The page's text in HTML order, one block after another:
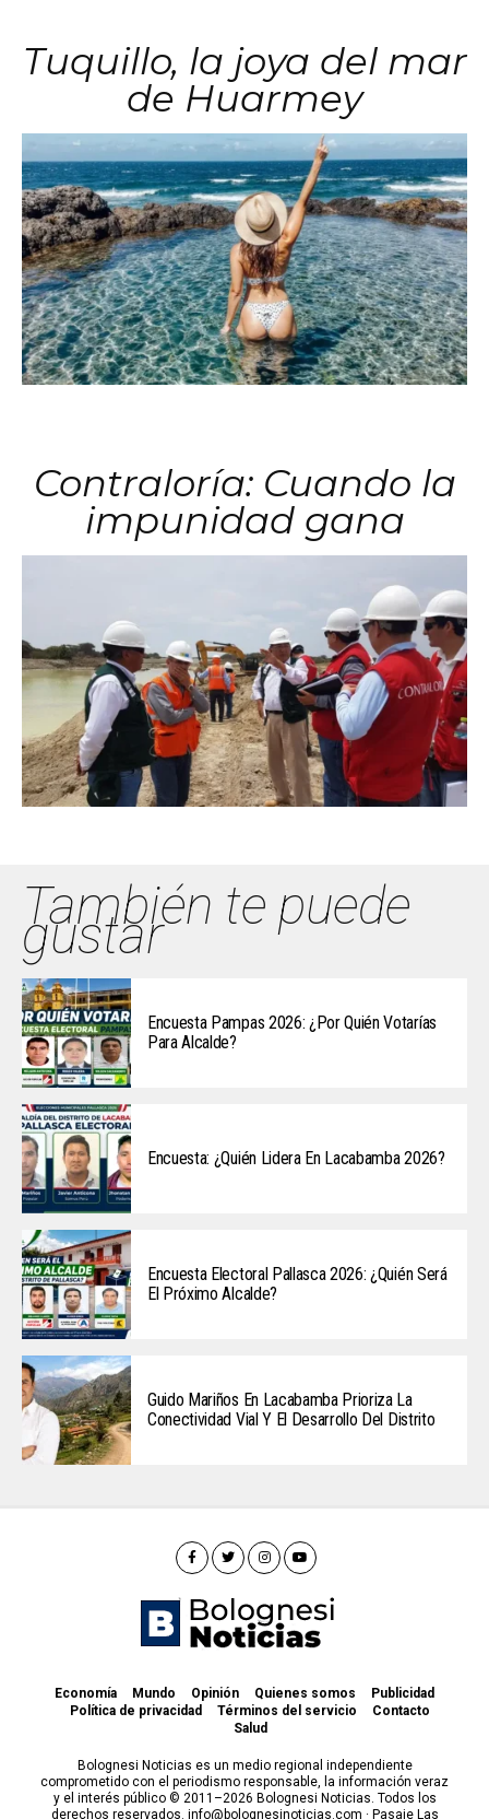
Tuquillo, la joya del mar
de Huarmey
Contraloría: Cuando la
impunidad gana
También te puede
gustar
Encuesta Pampas 2026: ¿Por Quién Votarías
Para Alcalde?
Encuesta: ¿Quién Lidera En Lacabamba 2026?
Encuesta Electoral Pallasca 2026: ¿Quién Será
El Próximo Alcalde?
Guido Mariños En Lacabamba Prioriza La
Conectividad Vial Y El Desarrollo Del Distrito
Economía Mundo Opinión Quienes somos
Publicidad
Política de privacidad
Términos del servicio
Contacto
Salud
Bolognesi Noticias es un medio regional independiente
comprometido con el periodismo responsable, la información veraz
y el interés público © 2011–2026 Bolognesi Noticias. Todos los
derechos reservados. info@bolognesinoticias.com · Pasaje Las